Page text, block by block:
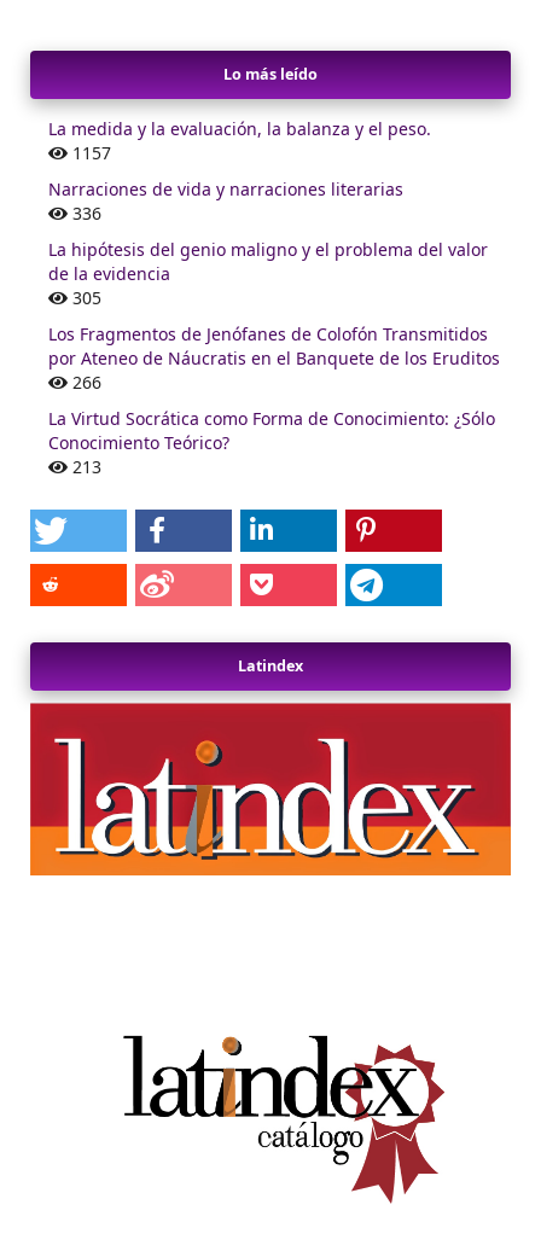
Lo más leído
La medida y la evaluación, la balanza y el peso.
1157
Narraciones de vida y narraciones literarias
336
La hipótesis del genio maligno y el problema del valor
de la evidencia
305
Los Fragmentos de Jenófanes de Colofón Transmitidos
por Ateneo de Náucratis en el Banquete de los Eruditos
266
La Virtud Socrática como Forma de Conocimiento: ¿Sólo
Conocimiento Teórico?
213
Latindex